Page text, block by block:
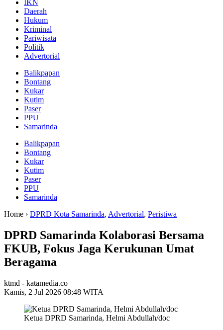
IKN
Daerah
Hukum
Kriminal
Pariwisata
Politik
Advertorial
Balikpapan
Bontang
Kukar
Kutim
Paser
PPU
Samarinda
Balikpapan
Bontang
Kukar
Kutim
Paser
PPU
Samarinda
Home › DPRD Kota Samarinda, Advertorial, Peristiwa
DPRD Samarinda Kolaborasi Bersama
FKUB, Fokus Jaga Kerukunan Umat
Beragama
ktmd - katamedia.co
Kamis, 2 Jul 2026 08:48 WITA
Ketua DPRD Samarinda, Helmi Abdullah/doc